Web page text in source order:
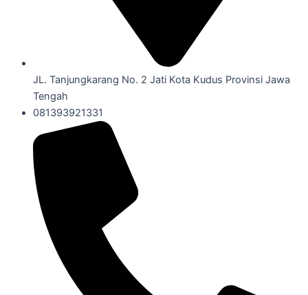
JL. Tanjungkarang No. 2 Jati Kota Kudus Provinsi Jawa
Tengah
081393921331